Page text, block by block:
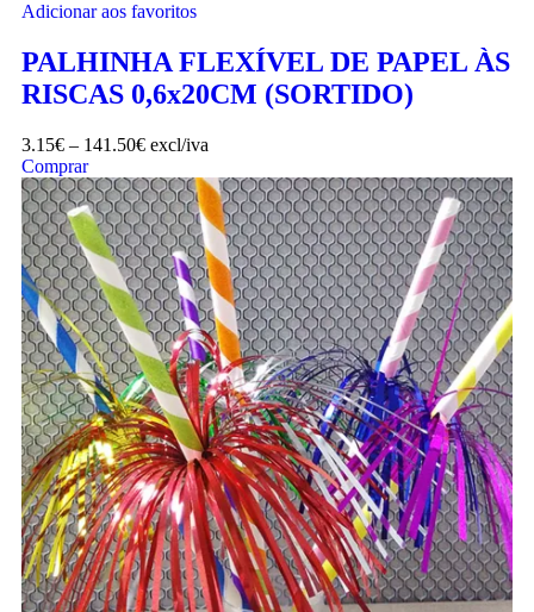
Adicionar aos favoritos
PALHINHA FLEXÍVEL DE PAPEL ÀS
RISCAS 0,6x20CM (SORTIDO)
3.15€ – 141.50€ excl/iva
Comprar